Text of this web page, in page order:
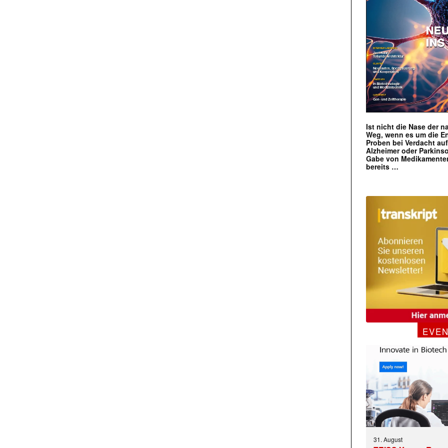
Ist nicht die Nase der
Weg, wenn es um die
Proben bei Verdacht
Alzheimer oder
Gabe von
bereits …
31. August